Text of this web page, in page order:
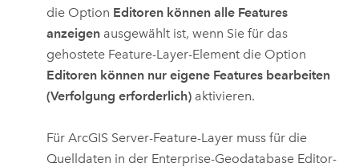
die Option Editoren können alle Features
anzeigen ausgewählt ist, wenn Sie für das
gehostete Feature-Layer-Element die Option
Editoren können nur eigene Features bearbeiten
(Verfolgung erforderlich) aktivieren.
FürArcGIS Server-Feature-Layer muss für die
Quelldaten in der Enterprise-Geodatabase Editor-